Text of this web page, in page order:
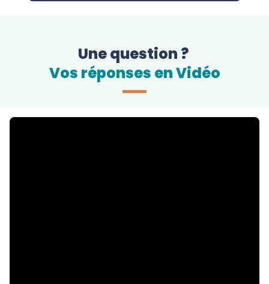
Une question ?
Vos réponses en Vidéo